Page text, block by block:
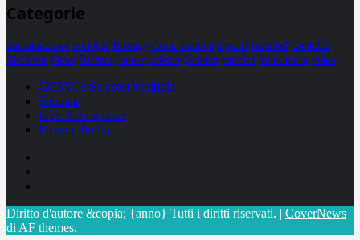
Categorie
alimentazione biologia Biology Com. Stampa Epatiti featured Genetica
Medicina News Ricerca Salute Science Scienza vaccini Veterinaria video
CCSVI e Sclerosi Multipla
Sitemap
Invia Comunicati
Privacy Policy
Diritto d'autore &copia; {anno} Tutti i diritti riservati. | CoverNews
di AF themes.